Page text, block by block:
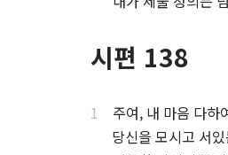
시편 138
1 주여, 내 마음 다하
당신을 모시고 서있